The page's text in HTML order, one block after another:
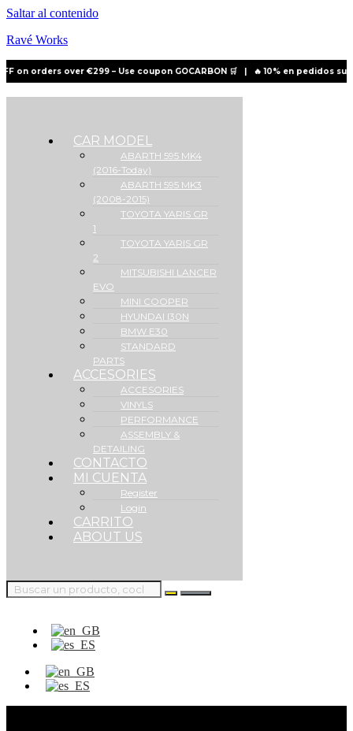
Saltar al contenido
Ravé Works
on orders over €299 – Use couponGOCARBON🛒 |🔥 10% en pedidos
CAR MODEL
ABARTH 595 MK4
(2016-Today)
ABARTH 595 MK3
(2008-2015)
TOYOTA YARIS GR
1
TOYOTA YARIS GR
2
MITSUBISHI LANCER
EVO
MINI COOPER
HYUNDAI I30N
BMW E30
STANDARD
PARTS
ACCESORIES
ACCESORIES
VINYLS
PERFORMANCE
ASSEMBLY &
DETAILING
CONTACTO
MI CUENTA
Register
Login
CARRITO
ABOUT US